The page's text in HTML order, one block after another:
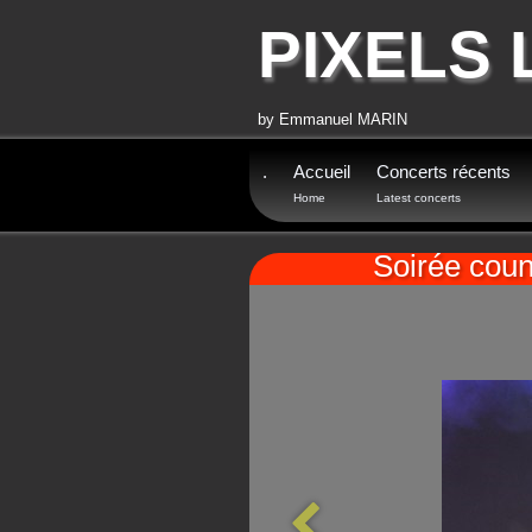
PIXELS
by Emmanuel MARIN
. Accueil
Home
Concerts récents
Latest concerts
Soirée